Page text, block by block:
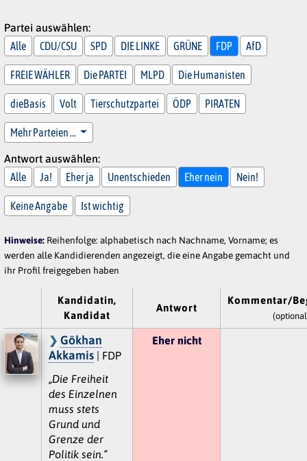
Partei auswählen:
Alle
CDU/CSU SPD DIE LINKE GRÜNE FDP AfD
FREIE WÄHLER Die PARTEI MLPD Die Humanisten
dieBasis Volt Tierschutzpartei ÖDP PIRATEN
Mehr Parteien …
Antwort auswählen:
Alle
Ja! Eher ja Unentschieden Eher nein Nein!
Keine Angabe Ist wichtig
Hinweise: Reihenfolge: alphabetisch nach Nachname, Vorname; es
werden alle Kandidierenden angezeigt, die eine Angabe gemacht und
ihr Profil freigegeben haben
Kandidatin,
Kandidat
Antwort
Kommentar/
Gökhan
Akkamis| FDP
„Die Freiheit
des Einzelnen
muss stets
Grund und
Grenze der
Politik sein.“
Eher nicht